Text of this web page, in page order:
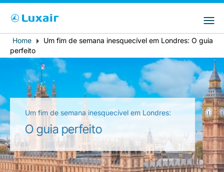
LuxairTours
País de residência
Português
Breadcrumb
Home
Um fim de semana inesquecível em Londres: O guia
perfeito
Um fim de semana inesquecível em Londres:
O guia perfeito